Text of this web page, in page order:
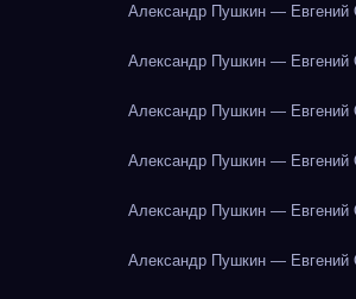
Александр Пушкин — Евгений
Александр Пушкин — Евгений
Александр Пушкин — Евгений
Александр Пушкин — Евгений
Александр Пушкин — Евгений
Александр Пушкин — Евгений